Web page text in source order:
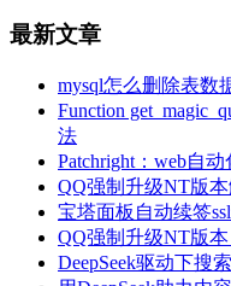
最新文章
mysql怎么删除表数
Function
法
Patchright：web自
QQ强制升级NT版本
宝塔面板自动续签
QQ强制升级NT版
DeepSeek驱动下搜